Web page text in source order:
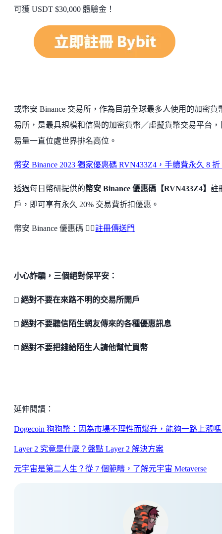
可獲 USDT $30,000 體驗金！
或幣安 Binance 交易所，作為目前全球最多人使用的加密貨
易所，是最具規模和信譽的加密貨幣／虛擬貨幣交易平台，
易量一直位處世界排名高位。
幣安 Binance 2023 獨家優惠碼 RVN433Z4，手續費永久 8 折
透過每日幣研提供的幣安 Binance 優惠碼【RVN433Z4】 註
戶，即可享有永久 20% 交易費折扣優惠。
幣安 Binance 優惠碼 👉🏻註冊傳送門
小心詐騙，三個絕對保平安：
□ 絕對不要在來路不明的交易所開戶
□ 絕對不要聽信陌生網友傳來的各種優惠訊息
□ 絕對不要把錢給陌生人請他幫忙買幣
延伸閱讀：
Dogecoin 狗狗幣：因為市場不理性而爆升，能夠一路上漲
Layer 2 究竟是什麼？盤點 Layer 2 解決方案
元宇宙是第二人生？從 7 個範疇，了解元宇宙 Metaverse